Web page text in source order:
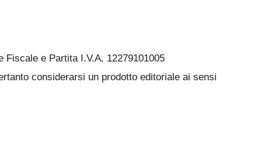
e Partita I.V.A. 12279101005
considerarsi un prodotto editoriale ai sensi